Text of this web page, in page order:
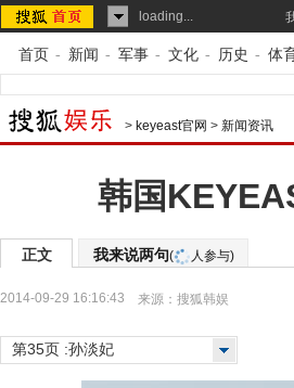
loading...
首页 - 新闻 - 军事 - 文化 - 历史 - 体
> keyeast官网 > 新闻资讯
韩国
正文 我来说两句( 人参与)
2014-09-29 16:16:43 来源： 搜狐韩娱
第35页 :孙淡妃